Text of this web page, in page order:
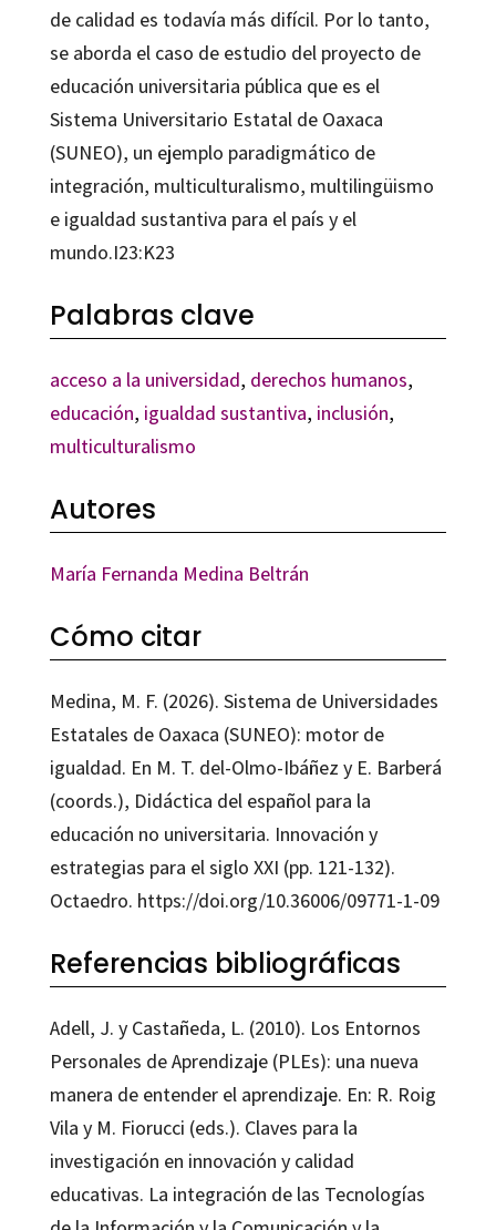
de calidad es todavía más difícil. Por lo tanto,
se aborda el caso de estudio del proyecto de
educación universitaria pública que es el
Sistema Universitario Estatal de Oaxaca
(SUNEO), un ejemplo paradigmático de
integración, multiculturalismo, multilingüismo
e igualdad sustantiva para el país y el
mundo.I23:K23
Palabras clave
acceso a la universidad, derechos humanos,
educación, igualdad sustantiva, inclusión,
multiculturalismo
Autores
María Fernanda Medina Beltrán
Cómo citar
Medina, M. F. (2026). Sistema de Universidades
Estatales de Oaxaca (SUNEO): motor de
igualdad. En M. T. del-Olmo-Ibáñez y E. Barberá
(coords.), Didáctica del español para la
educación no universitaria. Innovación y
estrategias para el siglo XXI (pp. 121-132).
Octaedro. https://doi.org/10.36006/09771-1-09
Referencias bibliográficas
Adell, J. y Castañeda, L. (2010). Los Entornos
Personales de Aprendizaje (PLEs): una nueva
manera de entender el aprendizaje. En: R. Roig
Vila y M. Fiorucci (eds.). Claves para la
investigación en innovación y calidad
educativas. La integración de las Tecnologías